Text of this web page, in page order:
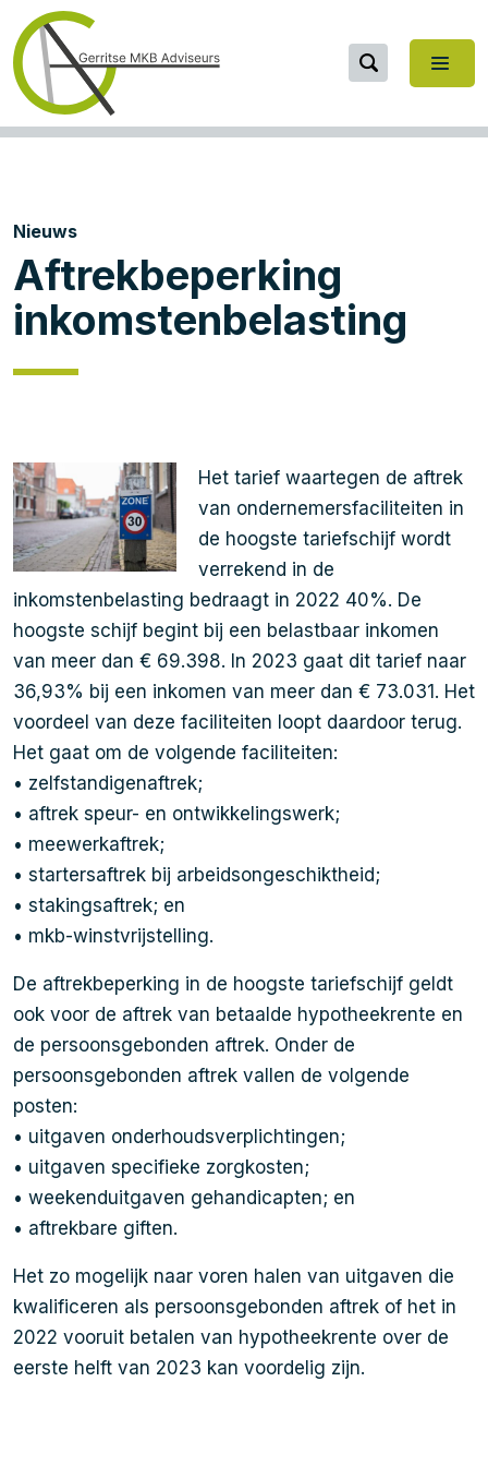
Nieuws
Aftrekbeperking
inkomstenbelasting
Het tarief waartegen de aftrek
van ondernemersfaciliteiten in
de hoogste tariefschijf wordt
verrekend in de
inkomstenbelasting bedraagt in 2022 40%. De
hoogste schijf begint bij een belastbaar inkomen
van meer dan € 69.398. In 2023 gaat dit tarief naar
36,93% bij een inkomen van meer dan € 73.031. Het
voordeel van deze faciliteiten loopt daardoor terug.
Het gaat om de volgende faciliteiten:
• zelfstandigenaftrek;
• aftrek speur- en ontwikkelingswerk;
• meewerkaftrek;
• startersaftrek bij arbeidsongeschiktheid;
• stakingsaftrek; en
• mkb-winstvrijstelling.
De aftrekbeperking in de hoogste tariefschijf geldt
ook voor de aftrek van betaalde hypotheekrente en
de persoonsgebonden aftrek. Onder de
persoonsgebonden aftrek vallen de volgende
posten:
• uitgaven onderhoudsverplichtingen;
• uitgaven specifieke zorgkosten;
• weekenduitgaven gehandicapten; en
• aftrekbare giften.
Het zo mogelijk naar voren halen van uitgaven die
kwalificeren als persoonsgebonden aftrek of het in
2022 vooruit betalen van hypotheekrente over de
eerste helft van 2023 kan voordelig zijn.